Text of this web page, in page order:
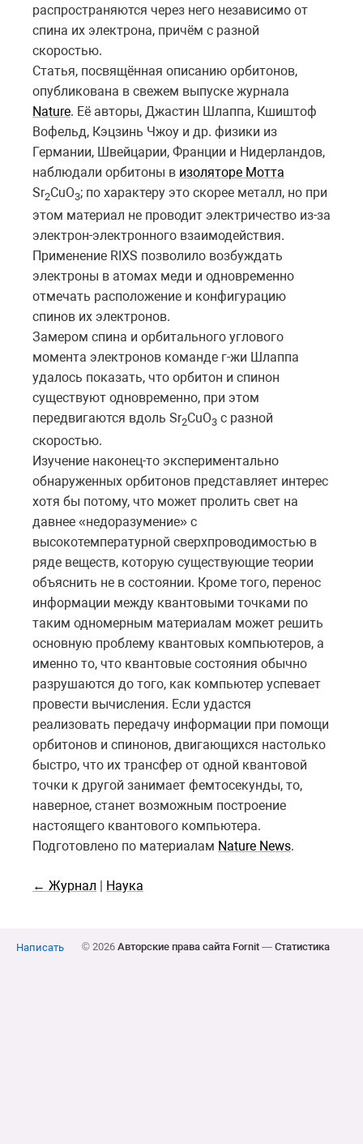
распространяются через него независимо от
спина их электрона, причём с разной
скоростью.
Статья, посвящённая описанию орбитонов,
опубликована в свежем выпуске журнала
Nature. Её авторы, Джастин Шлаппа, Кшиштоф
Вофельд, Кэцзинь Чжоу и др. физики из
Германии, Швейцарии, Франции и Нидерландов,
наблюдали орбитоны в изоляторе Мотта
Sr2CuO3; по характеру это скорее металл, но при
этом материал не проводит электричество из-за
электрон-электронного взаимодействия.
Применение RIXS позволило возбуждать
электроны в атомах меди и одновременно
отмечать расположение и конфигурацию
спинов их электронов.
Замером спина и орбитального углового
момента электронов команде г-жи Шлаппа
удалось показать, что орбитон и спинон
существуют одновременно, при этом
передвигаются вдоль Sr2CuO3 с разной
скоростью.
Изучение наконец-то экспериментально
обнаруженных орбитонов представляет интерес
хотя бы потому, что может пролить свет на
давнее «недоразумение» с
высокотемпературной сверхпроводимостью в
ряде веществ, которую существующие теории
объяснить не в состоянии. Кроме того, перенос
информации между квантовыми точками по
таким одномерным материалам может решить
основную проблему квантовых компьютеров, а
именно то, что квантовые состояния обычно
разрушаются до того, как компьютер успевает
провести вычисления. Если удастся
реализовать передачу информации при помощи
орбитонов и спинонов, двигающихся настолько
быстро, что их трансфер от одной квантовой
точки к другой занимает фемтосекунды, то,
наверное, станет возможным построение
настоящего квантового компьютера.
Подготовлено по материалам Nature News.
← Журнал | Наука
Написать © 2026 Авторские права сайта Fornit— Статистика